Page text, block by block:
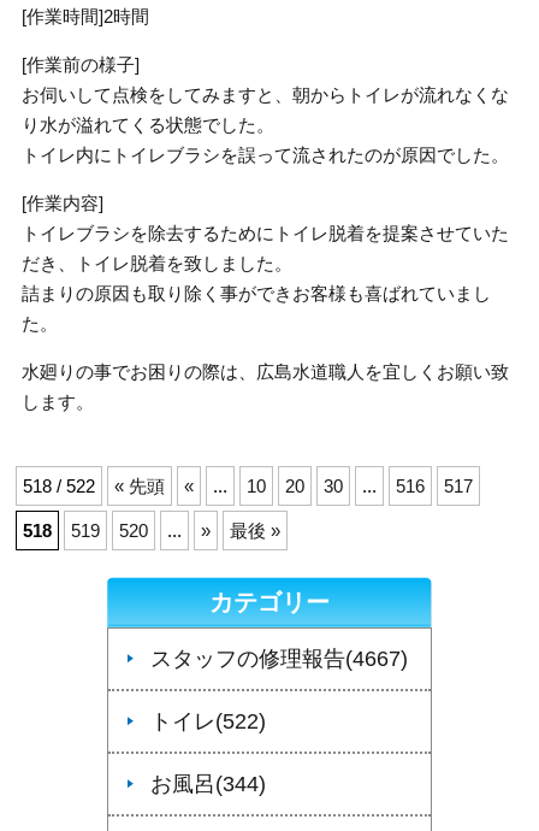
[作業時間]2時間
[作業前の様子]
お伺いして点検をしてみますと、朝からトイレが流れなくな
り水が溢れてくる状態でした。
トイレ内にトイレブラシを誤って流されたのが原因でした。
[作業内容]
トイレブラシを除去するためにトイレ脱着を提案させていた
だき、トイレ脱着を致しました。
詰まりの原因も取り除く事ができお客様も喜ばれていまし
た。
水廻りの事でお困りの際は、広島水道職人を宜しくお願い致
します。
518 / 522 « 先頭 « ... 10 20 30 ... 516 517
518 519 520 ... » 最後 »
カテゴリー
スタッフの修理報告(4667)
トイレ(522)
お風呂(344)